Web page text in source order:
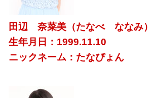
田辺 奈菜美（たなべ ななみ）
生年月日：1999.11.10
ニックネーム：たなぴょん